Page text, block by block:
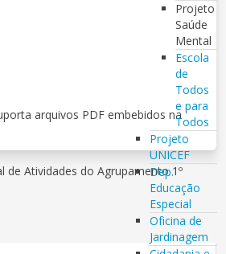
Projeto
Saúde
Mental
Escola
de
Todos
e para
Todos
Projeto
UNICEF
Dep.
Educação
Especial
Oficina de
Jardinagem
arquivos PDF embebidos na
de Atividades do Agrupamento 1º